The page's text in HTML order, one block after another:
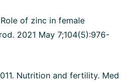
of zinc in female
2021 May 7;104(5):976-
Nutrition and fertility. Med